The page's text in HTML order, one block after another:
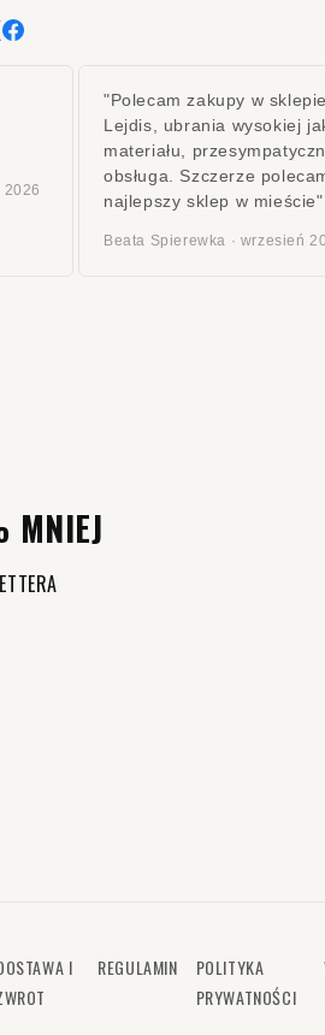
"Polecam zakupy w sklepie
Lejdis, ubrania wysokiej
materiału,
obsługa. Szczerze
najlepszy sklep w mieście"
Beata Spierewka · wrzesień
MNIEJ
I
REGULAMIN
POLITYKA
PRYWATNOŚCI